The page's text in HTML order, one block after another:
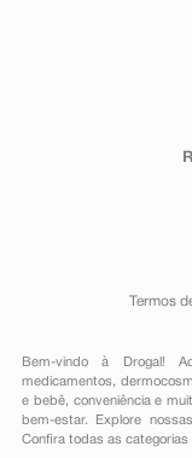
Termos
Bem-vindo à Drogal!
medicamentos ,
e bebê, conveniênciae
bem-estar. Explore
Confira todas as categorias